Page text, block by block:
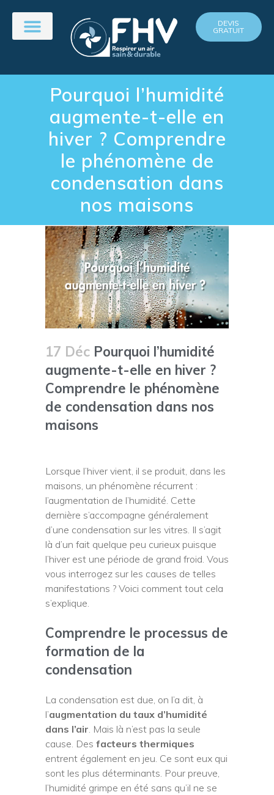
DEVIS
GRATUIT
Pourquoi l’humidité
augmente-t-elle en
hiver ? Comprendre
le phénomène de
condensation dans
nos maisons
17 Déc Pourquoi l’humidité
augmente-t-elle en hiver ?
Comprendre le phénomène
de condensation dans nos
maisons
Lorsque l’hiver vient, il se produit, dans les
maisons, un phénomène récurrent :
l’augmentation de l’humidité. Cette
dernière s’accompagne généralement
d’une condensation sur les vitres. Il s’agit
là d’un fait quelque peu curieux puisque
l’hiver est une période de grand froid. Vous
vous interrogez sur les causes de telles
manifestations ? Voici comment tout cela
s’explique.
Comprendre le processus de
formation de la
condensation
La condensation est due, on l’a dit, à
l’augmentation du taux d’humidité
dans l’air . Mais là n’est pas la seule
cause. Des facteurs thermiques
entrent également en jeu. Ce sont eux qui
sont les plus déterminants. Pour preuve,
l’humidité grimpe en été sans qu’il ne se